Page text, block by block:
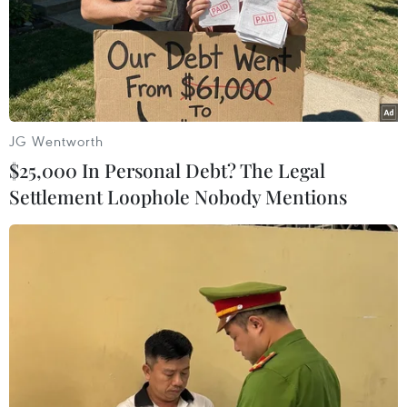
TIN LIÊN QUAN
JG Wentworth
$25,000 In Personal Debt? The Legal
Settlement Loophole Nobody Mentions